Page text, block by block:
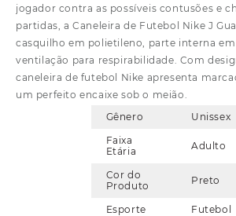
jogador contra as possíveis contusões e
partidas, a Caneleira de Futebol Nike J
casquilho em polietileno, parte interna em
ventilação para respirabilidade. Com
caneleira de futebol Nike apresenta
um perfeito encaixe sob o meião.
Gênero
Unissex
Faixa
Etária
Adulto
Cor do
Produto
Preto
Esporte Futebol